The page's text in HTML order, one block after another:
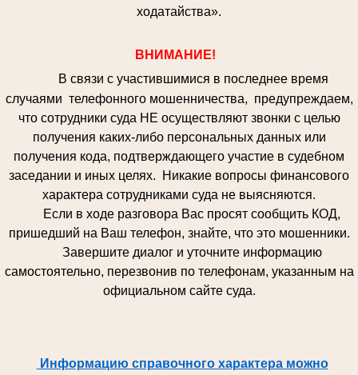
ходатайства».
ВНИМАНИЕ!
В связи с участившимися в последнее время
случаями телефонного мошенничества, предупреждаем,
что сотрудники суда НЕ осуществляют звонки с целью
получения каких-либо персональных данных или
получения кода, подтверждающего участие в судебном
заседании и иных целях. Никакие вопросы финансового
характера сотрудниками суда не выясняются.
Если в ходе разговора Вас просят сообщить КОД,
пришедший на Ваш телефон, знайте, что это мошенники.
Завершите диалог и уточните информацию
самостоятельно, перезвонив по телефонам, указанным на
официальном сайте суда.
Информацию справочного характера можно